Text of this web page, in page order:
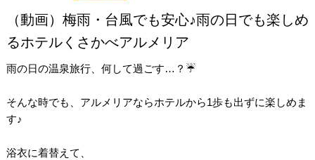
（動画）梅雨・台風でも安心♪雨の日でも楽しめ
るホテルくさかべアルメリア
雨の日の温泉旅行、何して過ごす…？☔️
そんな時でも、アルメリアならホテルから1歩も出ずに楽しめま
す♪
浴衣に着替えて、